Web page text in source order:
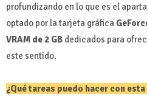
profundizando en lo que es el
optado por la tarjeta gráfica
VRAM de 2 GB dedicados para
este sentido.
¿Qué tareas puedo hacer con